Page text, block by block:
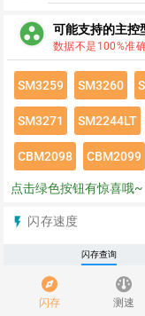
闪存 测速
group_work 可能支持的主控
数据不是100%准
SM3259 SM3260
SM3271 SM2244LT
CBM2098 CBM2099
点击绿色按钮有惊喜哦~
flash_on 闪存速度
推荐
闪存查询